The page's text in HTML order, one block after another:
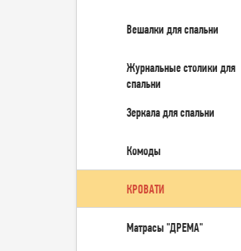
Вешалки для спальни
Журнальные столики для
спальни
Зеркала для спальни
Комоды
КРОВАТИ
Матрасы "ДРЕМА"